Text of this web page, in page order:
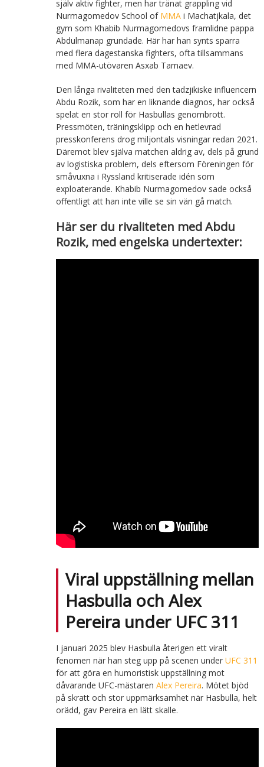
själv aktiv fighter, men har tränat grappling vid
Nurmagomedov School of MMAi Machatjkala, det
gym som Khabib Nurmagomedovs framlidne pappa
Abdulmanap grundade. Här har han synts sparra
med flera dagestanska fighters, ofta tillsammans
med MMA-utövaren Asxab Tamaev.
Den långa rivaliteten med den tadzjikiske influencern
Abdu Rozik, som har en liknande diagnos, har också
spelat en stor roll för Hasbullas genombrott.
Pressmöten, träningsklipp och en hetlevrad
presskonferens drog miljontals visningar redan 2021.
Däremot blev själva matchen aldrig av, dels på grund
av logistiska problem, dels eftersom Föreningen för
småvuxna i Ryssland kritiserade idén som
exploaterande. Khabib Nurmagomedov sade också
offentligt att han inte ville se sin vän gå match.
Här ser du rivaliteten med Abdu
Rozik, med engelska undertexter:
Viral uppställning mellan
Hasbulla och Alex
Pereira under UFC 311
I januari 2025 blev Hasbulla återigen ett viralt
fenomen när han steg upp på scenen under UFC 311
för att göra en humoristisk uppställning mot
dåvarande UFC-mästaren Alex Pereira. Mötet bjöd
på skratt och stor uppmärksamhet när Hasbulla, helt
orädd, gav Pereira en lätt skalle.